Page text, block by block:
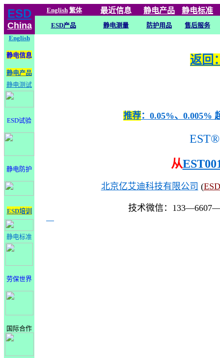
ESD
China
English 繁体 最近信息 静电产品 静电标准
ESD产品 静电测量 防护用品
售后服务
English
静电信息
静电产品
静电测试
ESD试验
静电防护
ESD培训
静电标准
劳保世界
国际合作
返回
推荐：0.05%、0.005%
EST®
从
北京亿艾迪科技有限公司 (
技术微信：